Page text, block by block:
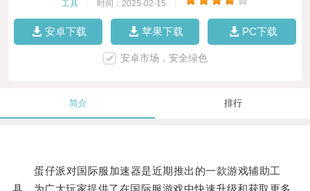
工具 时间：2025-02-15
安卓下载 苹果下载 PC下载
安卓市场，安全绿色
简介 排行
蛋仔派对国际服加速器是近期推出的一款游戏辅助工